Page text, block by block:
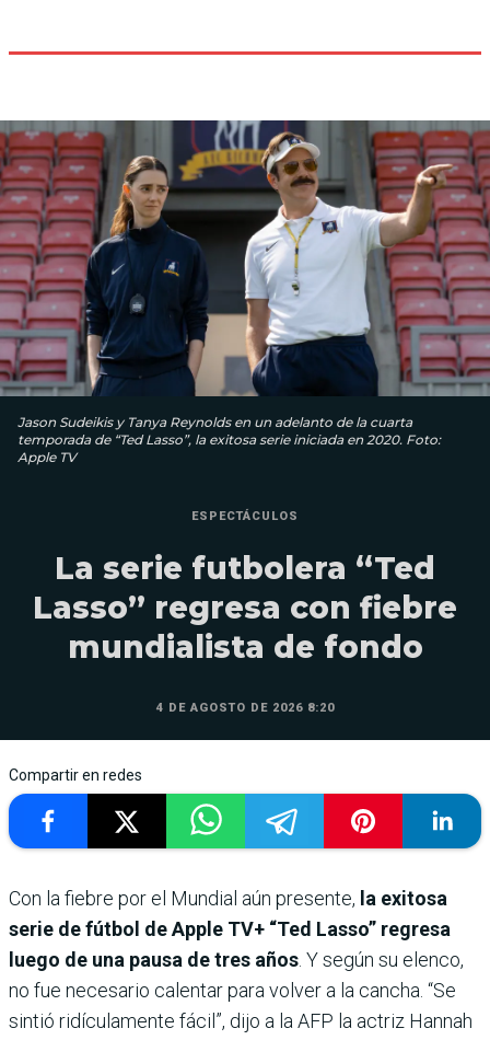
Jason Sudeikis y Tanya Reynolds en un adelanto de la cuarta
temporada de “Ted Lasso”, la exitosa serie iniciada en 2020. Foto:
Apple TV
ESPECTÁCULOS
La serie futbolera “Ted
Lasso” regresa con fiebre
mundialista de fondo
4 DE AGOSTO DE 2026 8:20
Compartir en redes
Con la fiebre por el Mundial aún presente, la exitosa
serie de fútbol de Apple TV+ “Ted Lasso” regresa
luego de una pausa de tres años . Y según su elenco,
no fue necesario calentar para volver a la cancha. “Se
sintió ridículamente fácil”, dijo a la AFP la actriz Hannah